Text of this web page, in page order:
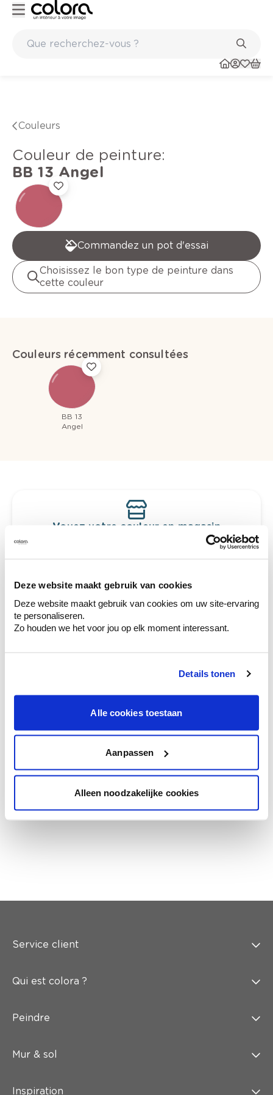
Deze website maakt gebruik van cookies
Deze website maakt gebruik van cookies om uw site-ervaring
te personaliseren.
Zo houden we het voor jou op elk moment interessant.
Details tonen
Alle cookies toestaan
Aanpassen
Alleen noodzakelijke cookies
Couleurs
Couleur de peinture:
BB 13 Angel
Commandez un pot d'essai
Choisissez le bon type de peinture dans
cette couleur
Couleurs récemment consultées
BB 13
Angel
Voyez votre couleur en magasin
Découvrez des échantillons de votre
votre couleur.
Obtenez des conseils personnalisés sur la
combinaison de couleurs.
Conseil couleur à domicile
en couleur.
l'éclairage et de votre mobilier.
Obtenez un contrôle technologique de vos
Service client
Qui est colora ?
Peindre
Mur & sol
Inspiration